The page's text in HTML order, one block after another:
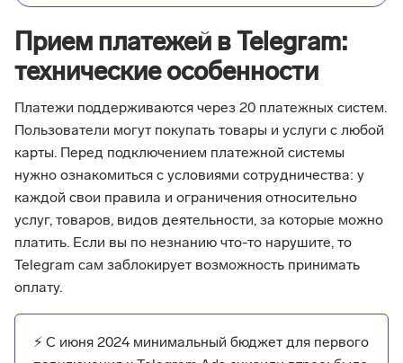
Прием платежей в Telegram:
технические особенности
Платежи поддерживаются через 20 платежных систем.
Пользователи могут покупать товары и услуги с любой
карты. Перед подключением платежной системы
нужно ознакомиться с условиями сотрудничества: у
каждой свои правила и ограничения относительно
услуг, товаров, видов деятельности, за которые можно
платить. Если вы по незнанию что-то нарушите, то
Telegram сам заблокирует возможность принимать
оплату.
⚡ С июня 2024 минимальный бюджет для первого